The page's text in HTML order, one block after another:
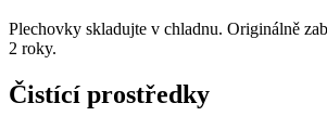
Plechovky skladujte v chladnu. Originálně
2 roky.
Čistící prostředky